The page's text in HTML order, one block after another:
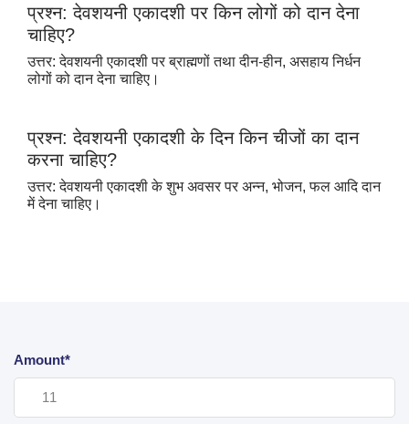
प्रश्न: देवशयनी एकादशी पर किन लोगों को दान देना
चाहिए?
उत्तर: देवशयनी एकादशी पर ब्राह्मणों तथा दीन-हीन, असहाय निर्धन
लोगों को दान देना चाहिए।
प्रश्न: देवशयनी एकादशी के दिन किन चीजों का दान
करना चाहिए?
उत्तर: देवशयनी एकादशी के शुभ अवसर पर अन्न, भोजन,फल आदि दान
में देना चाहिए।
Amount*